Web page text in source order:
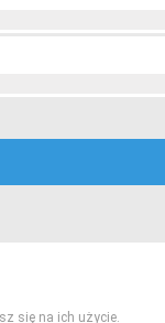
się na ich użycie.